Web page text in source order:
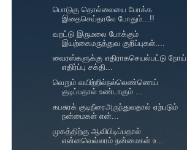
பொடுகு தொல்லையை போக்க
இதைசெய்தாலே போதும்...!!
வறட்டு இருமலை போக்கும்
இயற்கைமருத்துவ குறிப்புகள்....
வைரஸ்களுக்கு எதிராகசெயல்பட்டு நோய்
எதிர்ப்பு சக்தி...
வெறும் வயிற்றில்நல்லெண்ணெய்
குடிப்பதால் உண்டாகும் ...
கபசுரக் குடிநீரைஅருந்துவதால் ஏற்படும்
நன்மைகள் என்...
முகத்திற்கு ஆவிபிடிப்பதால்
என்னவெல்லாம் நன்மைகள் உ...